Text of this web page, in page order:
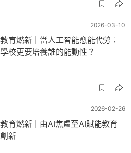
2026-03-10
教育燃新｜當人工智能愈能代勞：
學校更要培養誰的能動性？
2026-02-26
教育燃新｜由AI焦慮至AI賦能教育
創新